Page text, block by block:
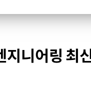
지니어링 최